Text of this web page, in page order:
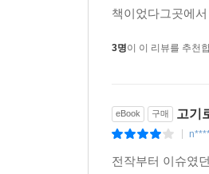
기를 구매하는 식당
은 요원한 일처럼 보
책이었다그곳에
3명이 이 리뷰를 추천
eBook 구매 고기
전작부터 이슈였